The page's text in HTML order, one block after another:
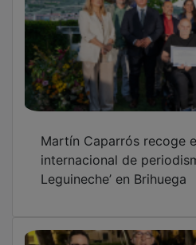
Martín Caparrós recoge
internacional de
Leguineche’ en Brihuega